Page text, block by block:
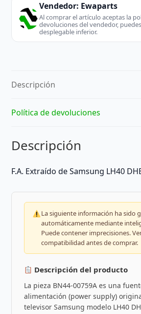
Vendedor: Ewaparts
Al comprar el artículo aceptas la
devoluciones del vendedor,
desplegable inferior.
Descripción
Política de devoluciones
Descripción
F.A. Extraído de Samsung LH40
La siguiente información ha sido
automáticamente mediante
Puede contener imprecisiones.
compatibilidad antes de comprar.
Descripción del producto
La pieza BN44-00759A es una
alimentación (power supply)
televisor Samsung modelo LH40